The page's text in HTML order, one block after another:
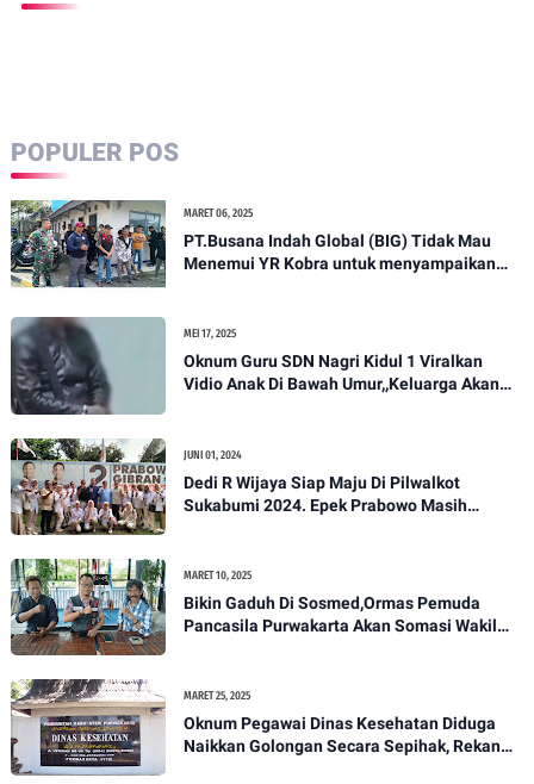
POPULER POS
MARET 06, 2025
PT.Busana Indah Global (BIG) Tidak Mau
Menemui YR Kobra untuk menyampaikan
MEI 17, 2025
Oknum Guru SDN Nagri Kidul 1 Viralkan
Vidio Anak Di Bawah Umur,,Keluarga Akan
JUNI 01, 2024
Dedi R Wijaya Siap Maju Di Pilwalkot
Sukabumi 2024. Epek Prabowo Masih
MARET 10, 2025
Bikin Gaduh Di Sosmed,Ormas Pemuda
Pancasila Purwakarta Akan Somasi Wakil
MARET 25, 2025
Oknum Pegawai Dinas Kesehatan Diduga
Naikkan Golongan Secara Sepihak, Rekan